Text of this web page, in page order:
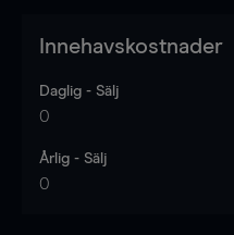
Innehavskostnader
Daglig - Sälj
0
Årlig - Sälj
0